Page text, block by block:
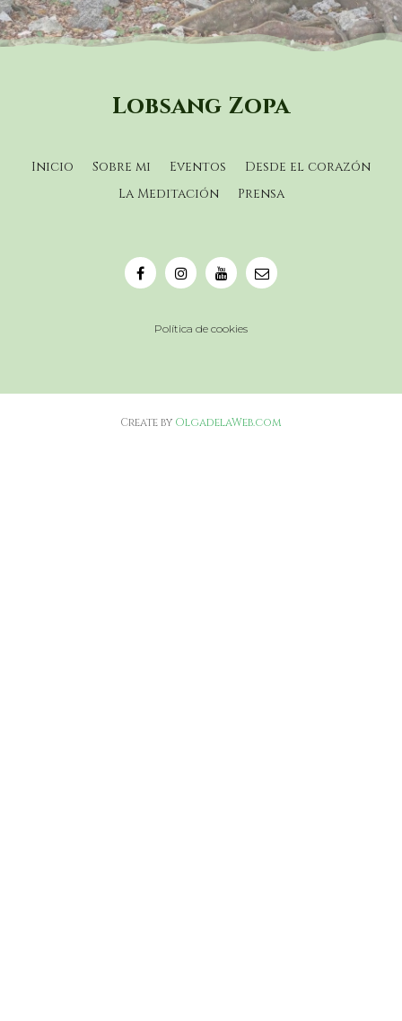
Lobsang Zopa
Inicio Sobre mi Eventos
Desde el corazón
La Meditación
Prensa
Política de cookies
Create by OlgadelaWeb.com